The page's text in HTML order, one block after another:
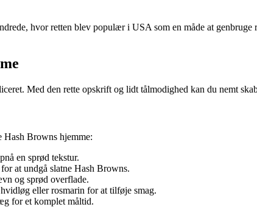
hvor retten blev populær i USA som en måde at
Med den rette opskrift og lidt tålmodighed kan du nemt
Browns hjemme:
en sprød tekstur.
at undgå slatne Hash Browns.
og sprød overflade.
eller rosmarin for at tilføje smag.
for et komplet måltid.